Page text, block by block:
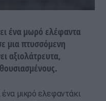
ένα μωρό ελέφαντα
μια πτυσσόμενη
αξιολάτρευτα,
ένα μικρό ελεφαντάκι